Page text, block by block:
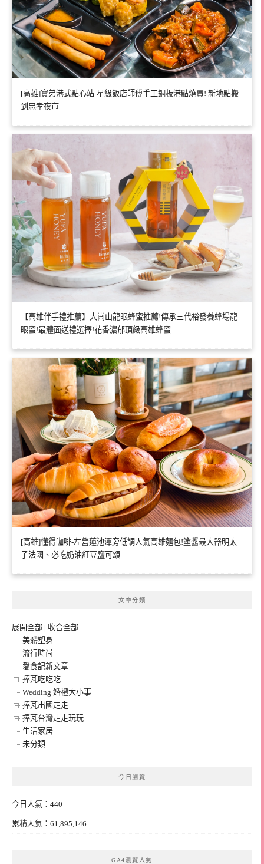
[高雄]寶弟港式點心站-星級飯店師傅手工銅板港點燒賣! 新地點搬
到忠孝夜市
【高雄伴手禮推薦】大崗山龍眼蜂蜜推薦!傳承三代裕發養蜂場龍
眼蜜!最體面送禮選擇!花香濃郁頂級高雄蜂蜜
[高雄]懂得咖啡-左營蓮池潭旁低調人氣高雄麵包!塗醬最大器明太
子法國、必吃奶油紅豆鹽可頌
文章分類
展開全部 | 收合全部
美體塑身
流行時尚
愛食記新文章
捧芃吃吃吃
Wedding 婚禮大小事
捧芃出國走走
捧芃台灣走走玩玩
生活家居
未分類
今日瀏覽
今日人氣：440
累積人氣：61,895,146
GA4瀏覽人氣